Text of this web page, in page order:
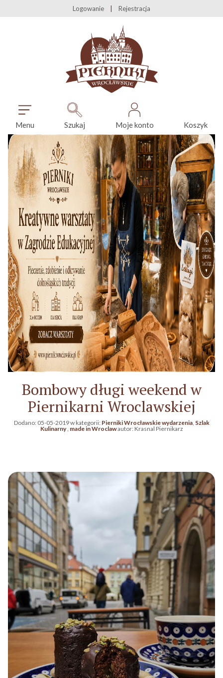
Logowanie Rejestracja
Menu Szukaj Moje konto Koszyk
Bombowy długi weekend w
Piernikarni Wroclawskiej
Dodano: 05-05-2019w kategorii: Pierniki Wrocławskie wydarzenia, Szlak
Kulinarny made in Wroclawautor: Krasnal Piernikarz